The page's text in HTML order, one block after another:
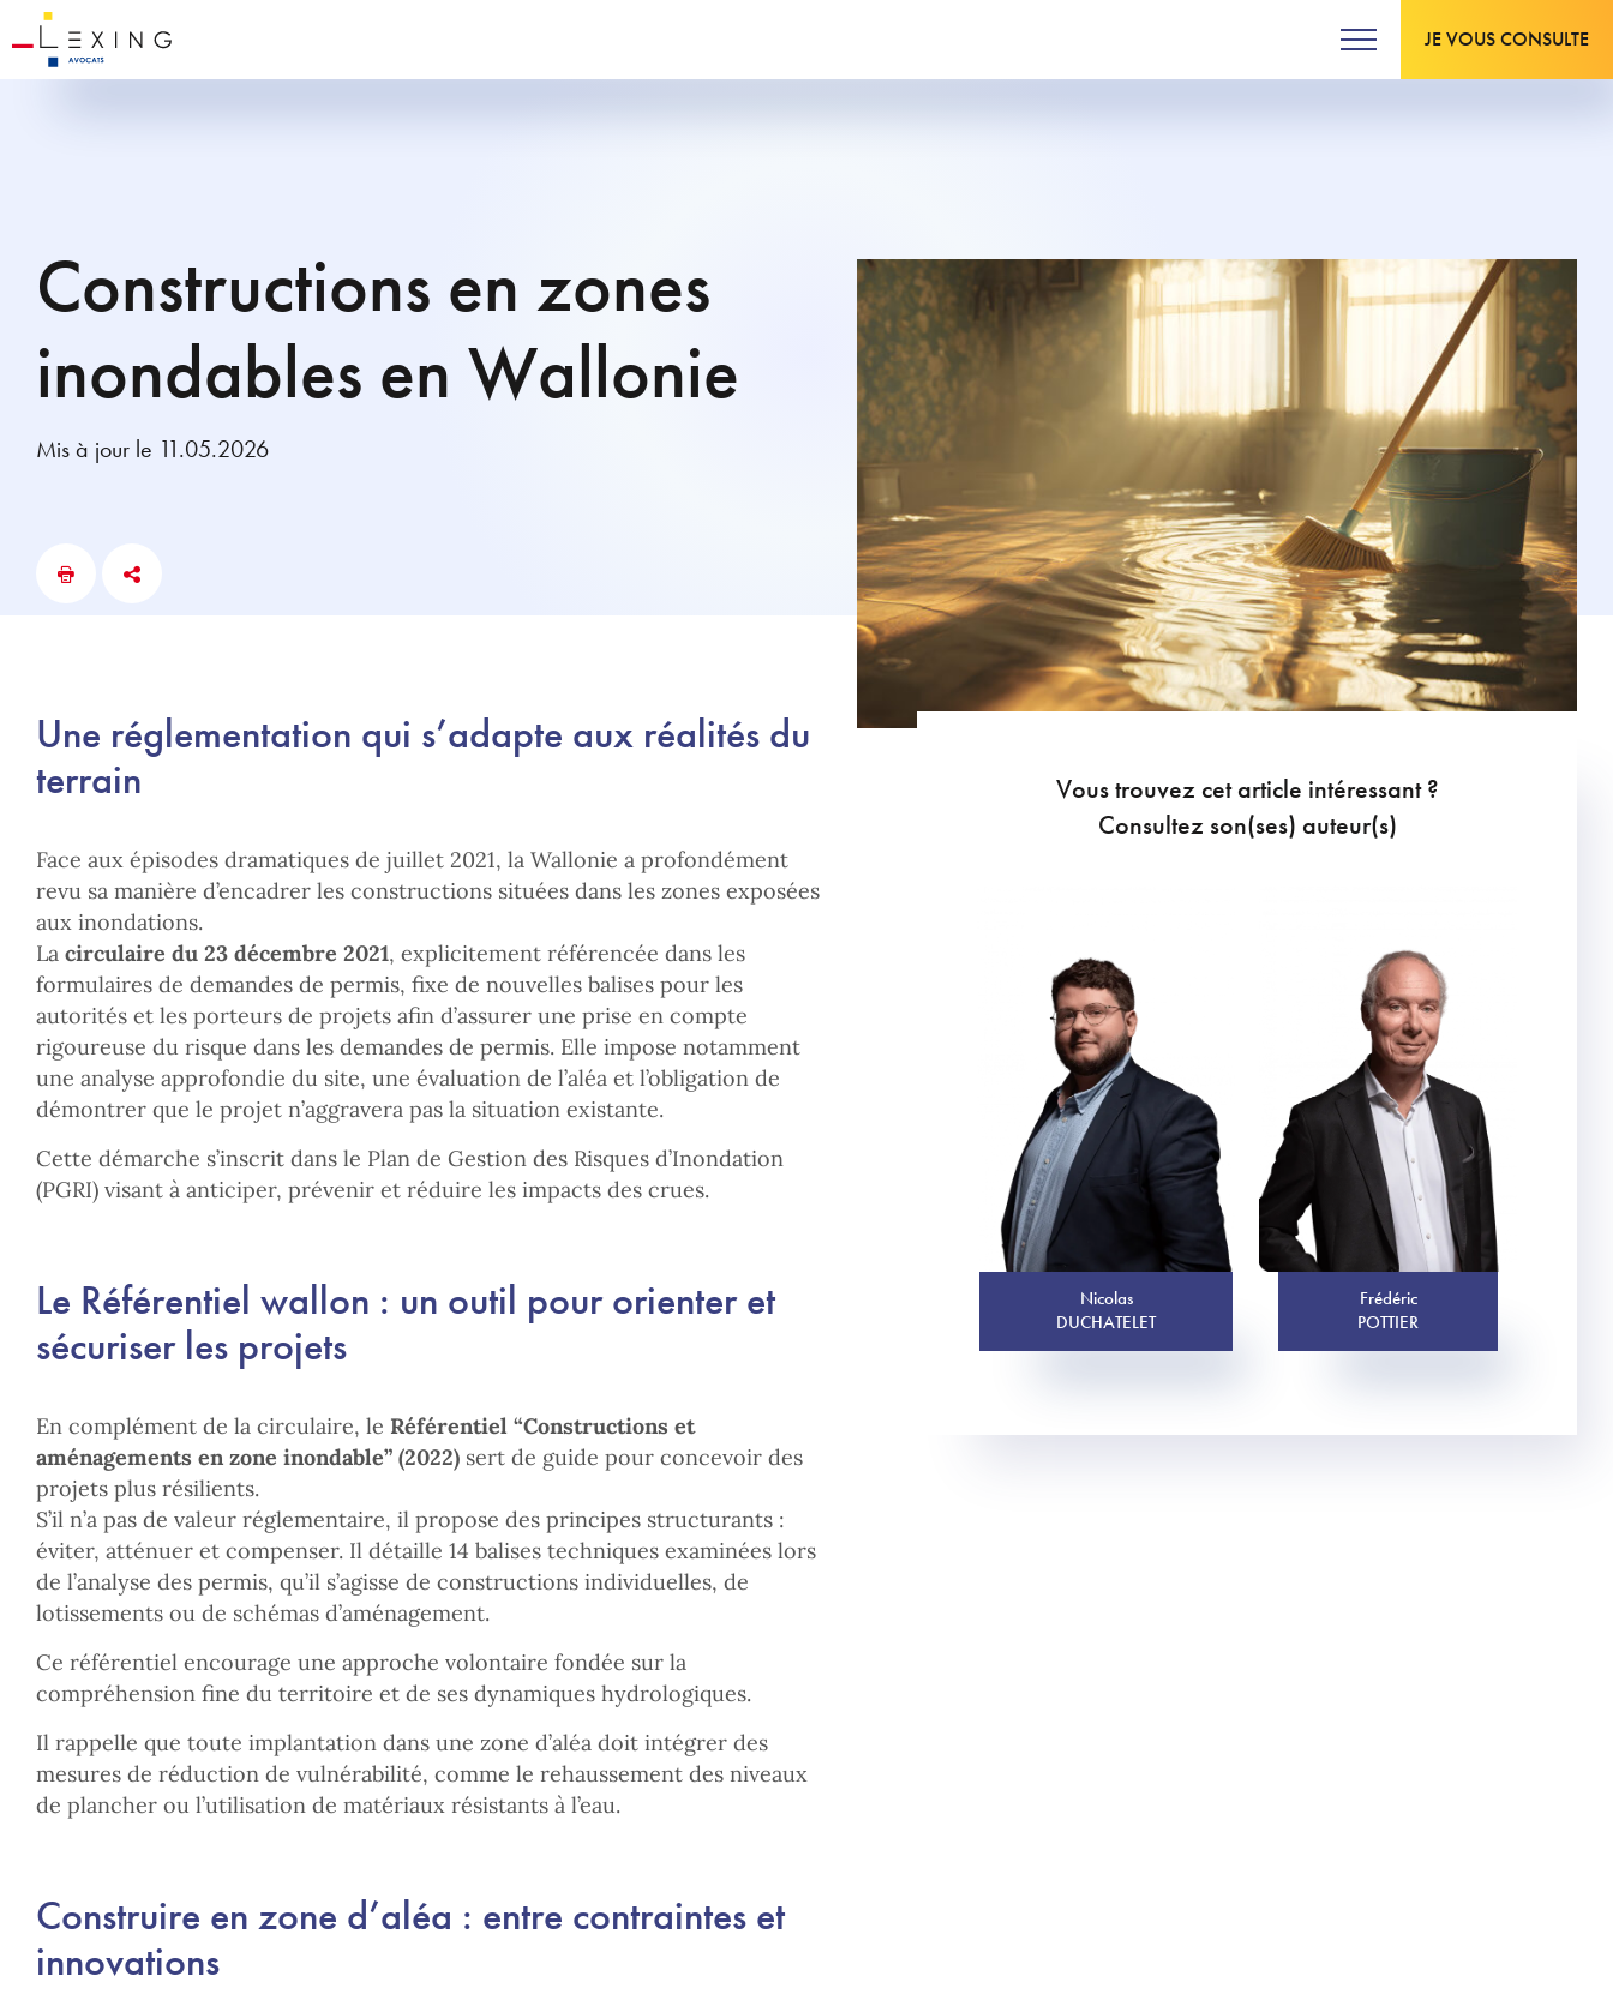
JE VOUS CONSULTE
Constructions en zones
inondables en Wallonie
Mis à jour le 11.05.2026
Une réglementation qui s’adapte aux réalités du
terrain
Face aux épisodes dramatiques de juillet 2021, la Wallonie a profondément
revu sa manière d’encadrer les constructions situées dans les zones exposées
aux inondations.
La circulaire du 23 décembre 2021, explicitement référencée dans les
formulaires de demandes de permis, fixe de nouvelles balises pour les
autorités et les porteurs de projets afin d’assurer une prise en compte
rigoureuse du risque dans les demandes de permis. Elle impose notamment
une analyse approfondie du site, une évaluation de l’aléa et l’obligation de
démontrer que le projet n’aggravera pas la situation existante.
Cette démarche s’inscrit dans le Plan de Gestion des Risques d’Inondation
(PGRI) visant à anticiper, prévenir et réduire les impacts des crues.
Le Référentiel wallon : un outil pour orienter et
sécuriser les projets
En complément de la circulaire, le Référentiel “Constructions et
aménagements en zone inondable” (2022) sert de guide pour concevoir des
projets plus résilients.
S’il n’a pas de valeur réglementaire, il propose des principes structurants :
éviter, atténuer et compenser. Il détaille 14 balises techniques examinées lors
de l’analyse des permis, qu’il s’agisse de constructions individuelles, de
lotissements ou de schémas d’aménagement.
Ce référentiel encourage une approche volontaire fondée sur la
compréhension fine du territoire et de ses dynamiques hydrologiques.
Il rappelle que toute implantation dans une zone d’aléa doit intégrer des
mesures de réduction de vulnérabilité, comme le rehaussement des niveaux
de plancher ou l’utilisation de matériaux résistants à l’eau.
Construire en zone d’aléa : entre contraintes et
innovations
Vous trouvez cet article intéressant ?
Consultez son(ses) auteur(s)
Nicolas
DUCHATELET
Frédéric
POTTIER